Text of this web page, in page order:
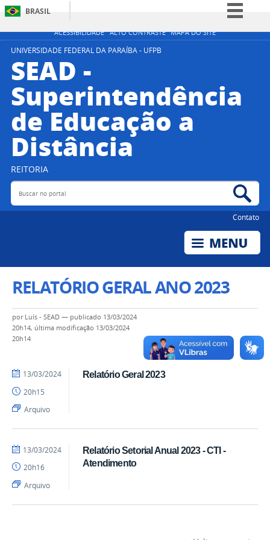
ACESSIBILIDADE ALTO CONTRASTE MAPA DO SITE
BRASIL
Simplifique!
Acesso à informação
Legislação
Canais
UNIVERSIDADE FEDERAL DA PARAÍBA - UFPB
SEAD -
Superintendência
de Educação a
Distância
REITORIA
Buscar no portal
Contato
RELATÓRIO GERAL ANO 2023
por Luís - SEAD — publicado 13/03/2024
20h14, última modificação 13/03/2024
20h14
Relatório Geral 2023
por
-
SEAD
publicado
13/03/2024
20h15
Arquivo
Relatório Setorial Anual 2023 - CTI -
Atendimento
por
-
SEAD
publicado
13/03/2024
20h16
Arquivo